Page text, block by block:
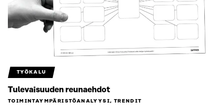
TYÖKALU
Tulevaisuuden reunaehdot
TOIMINTAYMPÄRISTÖ­ANALYYSI, TRENDIT